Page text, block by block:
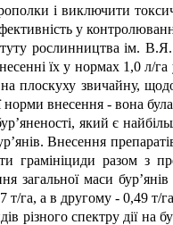
і виключити
у
рослинництва ім.
їх у нормах 1,0 л/га
плоскуху звичайну,
норми внесення - вона
який є
Внесення
грамініциди разом з
загальної маси
га, а в другому - 0,49 т/
різного спектру дії на